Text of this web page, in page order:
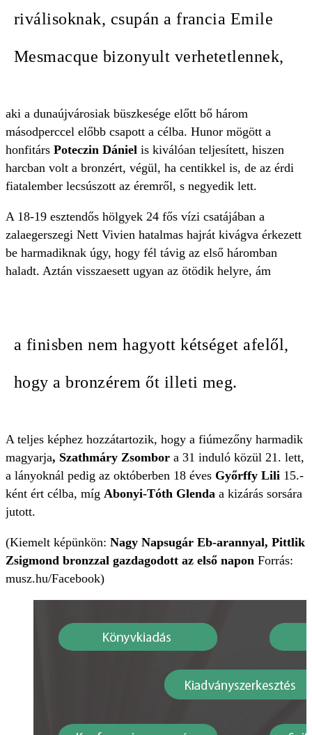
riválisoknak, csupán a francia Emile
Mesmacque bizonyult verhetetlennek,
aki a dunaújvárosiak büszkesége előtt bő három
másodperccel előbb csapott a célba. Hunor mögött a
honfitárs Poteczin Dániel is kiválóan teljesített, hiszen
harcban volt a bronzért, végül, ha centikkel is, de az érdi
fiatalember lecsúszott az éremről, s negyedik lett.
A 18-19 esztendős hölgyek 24 fős vízi csatájában a
zalaegerszegi Nett Vivien hatalmas hajrát kivágva érkezett
be harmadiknak úgy, hogy fél távig az első háromban
haladt. Aztán visszaesett ugyan az ötödik helyre, ám
a finisben nem hagyott kétséget afelől,
hogy a bronzérem őt illeti meg.
A teljes képhez hozzátartozik, hogy a fiúmezőny harmadik
magyarja, Szathmáry Zsombor a 31 induló közül 21. lett,
a lányoknál pedig az októberben 18 éves Győrffy Lili 15.-
ként ért célba, míg Abonyi-Tóth Glenda a kizárás sorsára
jutott.
(Kiemelt képünkön: Nagy Napsugár Eb-arannyal, Pittlik
Zsigmond bronzzal gazdagodott az első napon Forrás:
musz.hu/Facebook)